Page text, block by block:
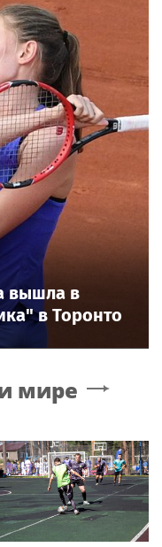
вышла в
в Торонто
мире